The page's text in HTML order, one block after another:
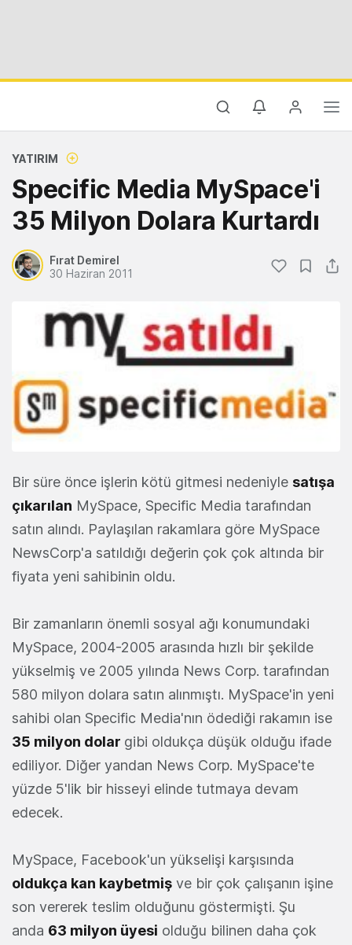
YATIRIM
Specific Media MySpace'i
35 Milyon Dolara Kurtardı
Fırat Demirel
30 Haziran 2011
Bir süre önce işlerin kötü gitmesi nedeniyle satışa
çıkarılan MySpace, Specific Media tarafından
satın alındı. Paylaşılan rakamlara göre MySpace
NewsCorp'a satıldığı değerin çok çok altında bir
fiyata yeni sahibinin oldu.
Bir zamanların önemli sosyal ağı konumundaki
MySpace, 2004-2005 arasında hızlı bir şekilde
yükselmiş ve 2005 yılında News Corp. tarafından
580 milyon dolara satın alınmıştı. MySpace'in yeni
sahibi olan Specific Media'nın ödediği rakamın ise
35 milyon dolar gibi oldukça düşük olduğu ifade
ediliyor. Diğer yandan News Corp. MySpace'te
yüzde 5'lik bir hisseyi elinde tutmaya devam
edecek.
MySpace, Facebook'un yükselişi karşısında
oldukça kan kaybetmiş ve bir çok çalışanın işine
son vererek teslim olduğunu göstermişti. Şu
anda 63 milyon üyesi olduğu bilinen daha çok